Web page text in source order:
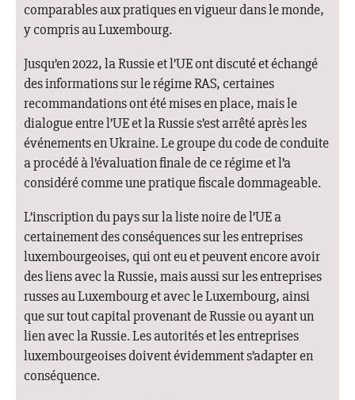
comparables aux pratiques en vigueur dans le monde,
y compris au Luxembourg.
Jusqu’en 2022, la Russie et l’UE ont discuté et échangé
des informations sur le régime RAS, certaines
recommandations ont été mises en place, mais le
dialogue entre l’UE et la Russie s’est arrêté après les
événements en Ukraine. Le groupe du code de conduite
a procédé à l’évaluation finale de ce régime et l’a
considéré comme une pratique fiscale dommageable.
L’inscription du pays sur la liste noire de l’UE a
certainement des conséquences sur les entreprises
luxembourgeoises, qui ont eu et peuvent encore avoir
des liens avec la Russie, mais aussi sur les entreprises
russes au Luxembourg et avec le Luxembourg, ainsi
que sur tout capital provenant de Russie ou ayant un
lien avec la Russie. Les autorités et les entreprises
luxembourgeoises doivent évidemment s’adapter en
conséquence.